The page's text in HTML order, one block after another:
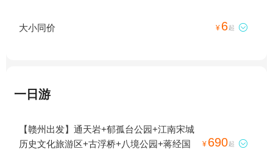
大小同价 ¥ 6起 
一日游
【赣州出发】通天岩+郁孤台公园+江南宋城
历史文化旅游区+古浮桥+八境公园+蒋经国
¥ 690起 